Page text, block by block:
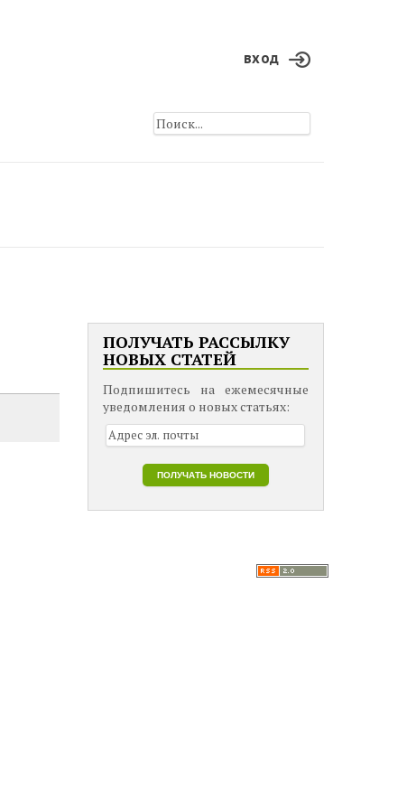
вход
ПОЛУЧАТЬ РАССЫЛКУ
НОВЫХ СТАТЕЙ
Подпишитесь на ежемесячные
уведомления о новых статьях: